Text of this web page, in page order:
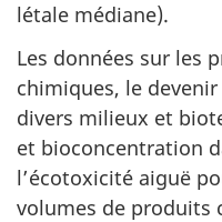
létale médiane).
Les données sur les
chimiques, le
divers milieux et
et bioconcentration
l’écotoxicité aiguë
volumes de produits